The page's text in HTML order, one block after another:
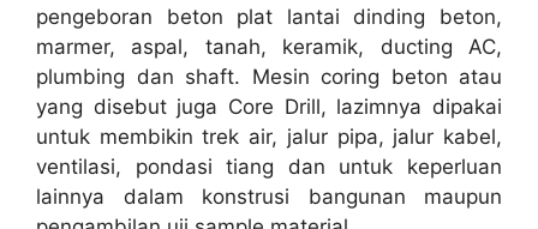
pengeboran beton plat lantai dinding beton,
marmer, aspal, tanah, keramik, ducting AC,
plumbing dan shaft. Mesin coring beton atau
yang disebut juga Core Drill, lazimnya dipakai
untuk membikin trek air, jalur pipa, jalur kabel,
ventilasi, pondasi tiang dan untuk keperluan
lainnya dalam konstrusi bangunan maupun